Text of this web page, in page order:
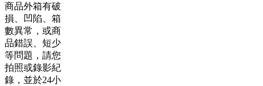
商品外箱有破
損、凹陷、箱
數異常，或商
品錯誤、短少
等問題，請您
拍照或錄影紀
錄，並於24小